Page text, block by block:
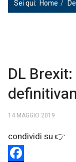
Sei qui: Home
DL
14 MAGGIO 2019